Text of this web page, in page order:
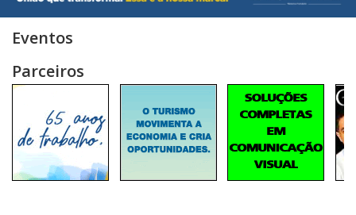
Eventos
Parceiros